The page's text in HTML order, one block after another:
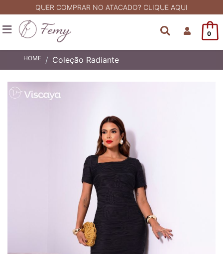
QUER COMPRAR NO ATACADO? CLIQUE AQUI
0
HOME Coleção Radiante